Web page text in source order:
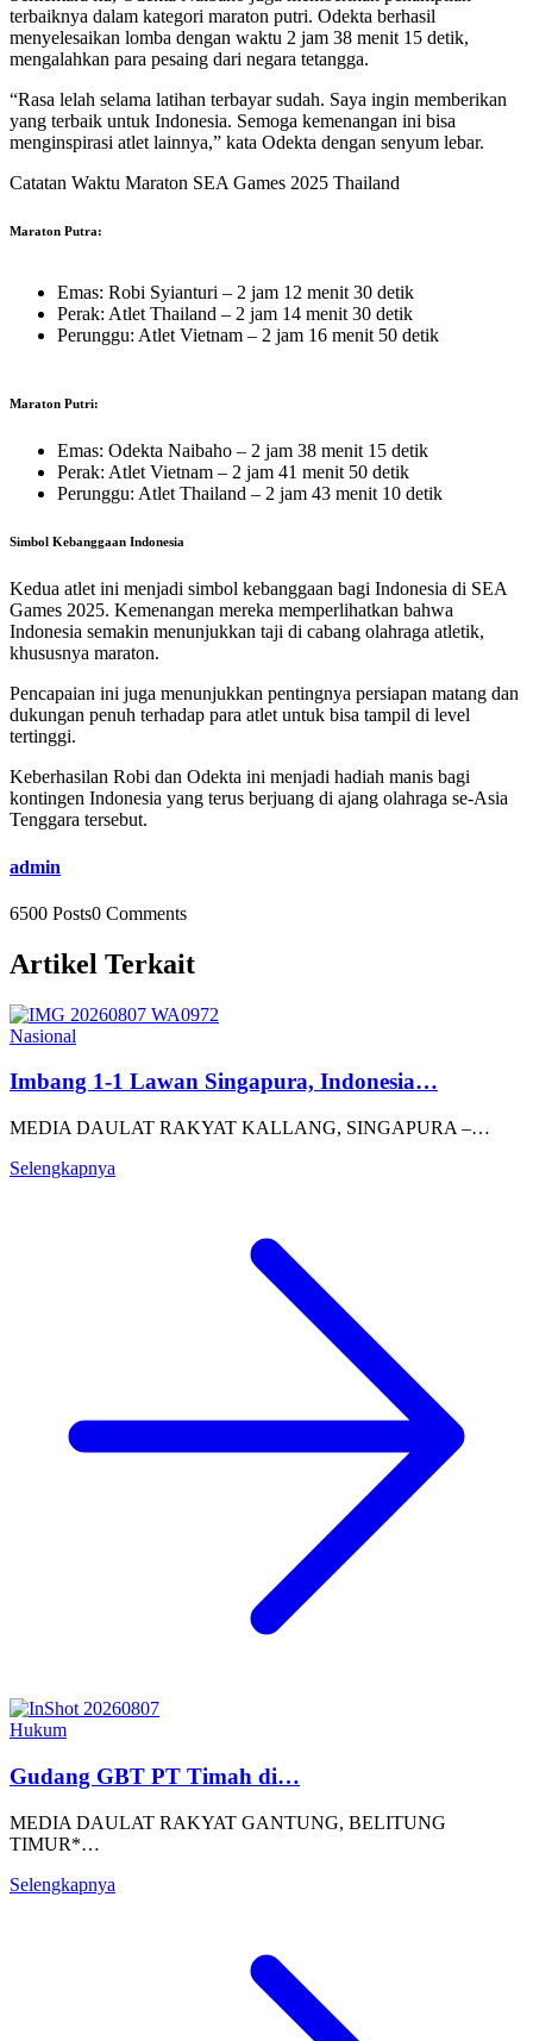
terbaiknya dalam kategori maraton putri. Odekta berhasil
menyelesaikan lomba dengan waktu 2 jam 38 menit 15 detik,
mengalahkan para pesaing dari negara tetangga.
“Rasa lelah selama latihan terbayar sudah. Saya ingin memberikan
yang terbaik untuk Indonesia. Semoga kemenangan ini bisa
menginspirasi atlet lainnya,” kata Odekta dengan senyum lebar.
Catatan Waktu Maraton SEA Games 2025 Thailand
Maraton Putra:
Emas: Robi Syianturi – 2 jam 12 menit 30 detik
Perak: Atlet Thailand – 2 jam 14 menit 30 detik
Perunggu: Atlet Vietnam – 2 jam 16 menit 50 detik
Maraton Putri:
Emas: Odekta Naibaho – 2 jam 38 menit 15 detik
Perak: Atlet Vietnam – 2 jam 41 menit 50 detik
Perunggu: Atlet Thailand – 2 jam 43 menit 10 detik
Simbol Kebanggaan Indonesia
Kedua atlet ini menjadi simbol kebanggaan bagi Indonesia di SEA
Games 2025. Kemenangan mereka memperlihatkan bahwa
Indonesia semakin menunjukkan taji di cabang olahraga atletik,
khususnya maraton.
Pencapaian ini juga menunjukkan pentingnya persiapan matang dan
dukungan penuh terhadap para atlet untuk bisa tampil di level
tertinggi.
Keberhasilan Robi dan Odekta ini menjadi hadiah manis bagi
kontingen Indonesia yang terus berjuang di ajang olahraga se-Asia
Tenggara tersebut.
admin
6500 Posts0 Comments
Artikel Terkait
Nasional
Imbang 1-1 Lawan Singapura, Indonesia…
MEDIA DAULAT RAKYAT KALLANG, SINGAPURA –…
Selengkapnya
Hukum
Gudang GBT PT Timah di…
MEDIA DAULAT RAKYAT GANTUNG, BELITUNG
TIMUR*…
Selengkapnya